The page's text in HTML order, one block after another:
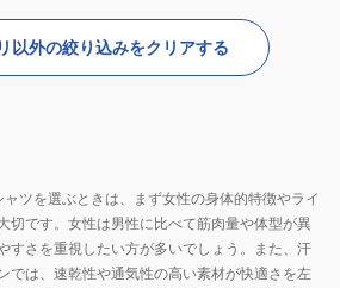
以外の絞り込みをクリアする
ツを選ぶときは、まず女性の身体的特徴やライ
切です。女性は男性に比べて筋肉量や体型が異
すさを重視したい方が多いでしょう。また、汗
では、速乾性や通気性の高い素材が快適さを左